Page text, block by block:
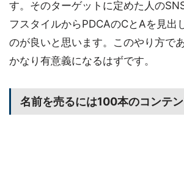
す。そのターゲットに定めた人の
フスタイルからPDCAのCとAを見出
のが良いと思います。このやり方で
かなり有意義になるはずです。
名前を売るには100本のコンテ